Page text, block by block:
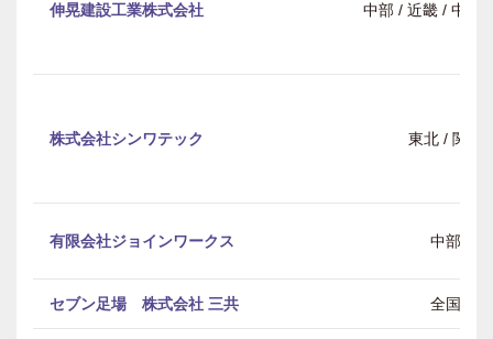
伸晃建設工業株式会社 中部 / 近畿 / 中国
株式会社シンワテック 東北 / 関東
有限会社ジョインワークス 中部
セブン足場 株式会社 三共 全国